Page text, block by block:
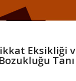
Eksikliği